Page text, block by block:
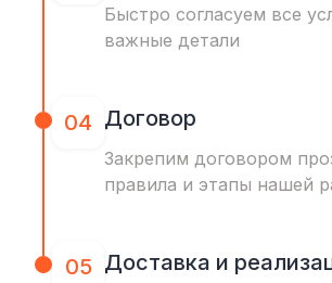
Быстро согласуем все
важные детали
04 Договор
Закрепим договором
правила и этапы нашей
05 Доставка и